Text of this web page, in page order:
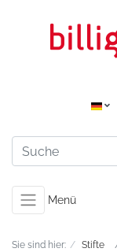
Menü
Sie sind hier: Stifte